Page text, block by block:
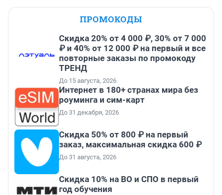
ПРОМОКОДЫ
Скидка 20% от 4 000 ₽, 30% от 7 000
₽ и 40% от 12 000 ₽ на первый и все
повторные заказы по промокоду
ТРЕНД
До 15 августа, 2026
Интернет в 180+ странах мира без
роуминга и сим-карт
До 31 декабря, 2026
Скидка 50% от 800 ₽ на первый
заказ, максимальная скидка 600 ₽
До 31 августа, 2026
Скидка 10% на ВО и СПО в первый
год обучения